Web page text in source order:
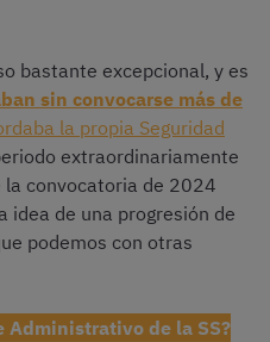
bastante excepcional, y es
sin convocarse más de
la propia Seguridad
extraordinariamente
la convocatoria de 2024
idea de una progresión de
podemos con otras
Administrativo de la SS?